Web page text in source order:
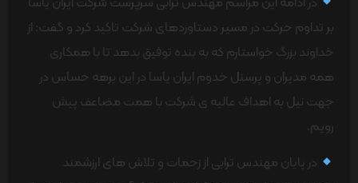
بر تداوم حرکت در مسیر دستاوردهای شرکت تاکید کرد و گفت: از
خداوند بزرگ خواستارم که به بنده توفیق بدهد تا با همکاری
همه مدیران و پرسنل خدوم ایران یاسا در این برهه حساس در
جهت نیل به اهداف عالیه ی شرکت با همت مضاعف پیش
رویم.
در پایان مهندس ترابی از زحمات و تلاش های ارزشمند